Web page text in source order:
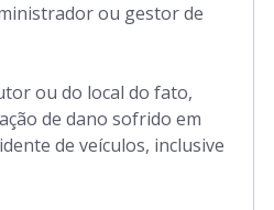
ou gestor de
ou do local do fato,
de dano sofrido em
de veículos, inclusive